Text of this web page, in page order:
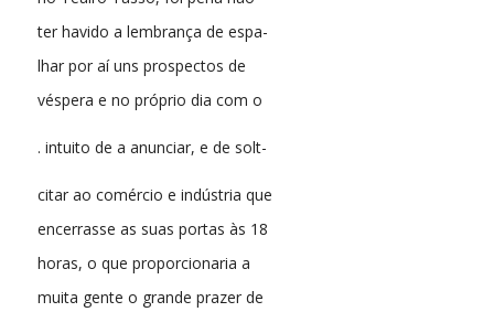
ter havido a lembrança de espa-
lhar por aí uns prospectos de
véspera e no próprio dia com o
. intuito de a anunciar, e de solt-
citar ao comércio e indústria que
encerrasse as suas portas às 18
horas, o que proporcionaria a
muita gente o grande prazer de